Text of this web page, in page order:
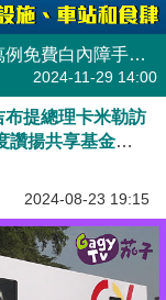
【民心相通】共享基金會全球完成逾1.7萬例免費白內障手術 將於吉布提開展登革熱防控項目 梁振英：重點是學校、醫療設施、車站和食肆
2024-11-29 14:00
布提總理卡米勒訪
讚揚共享基金會
2024-08-23 19:15